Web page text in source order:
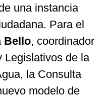
una instancia
Para el
Bello, coordinador
Legislativos de la
la Consulta
modelo de